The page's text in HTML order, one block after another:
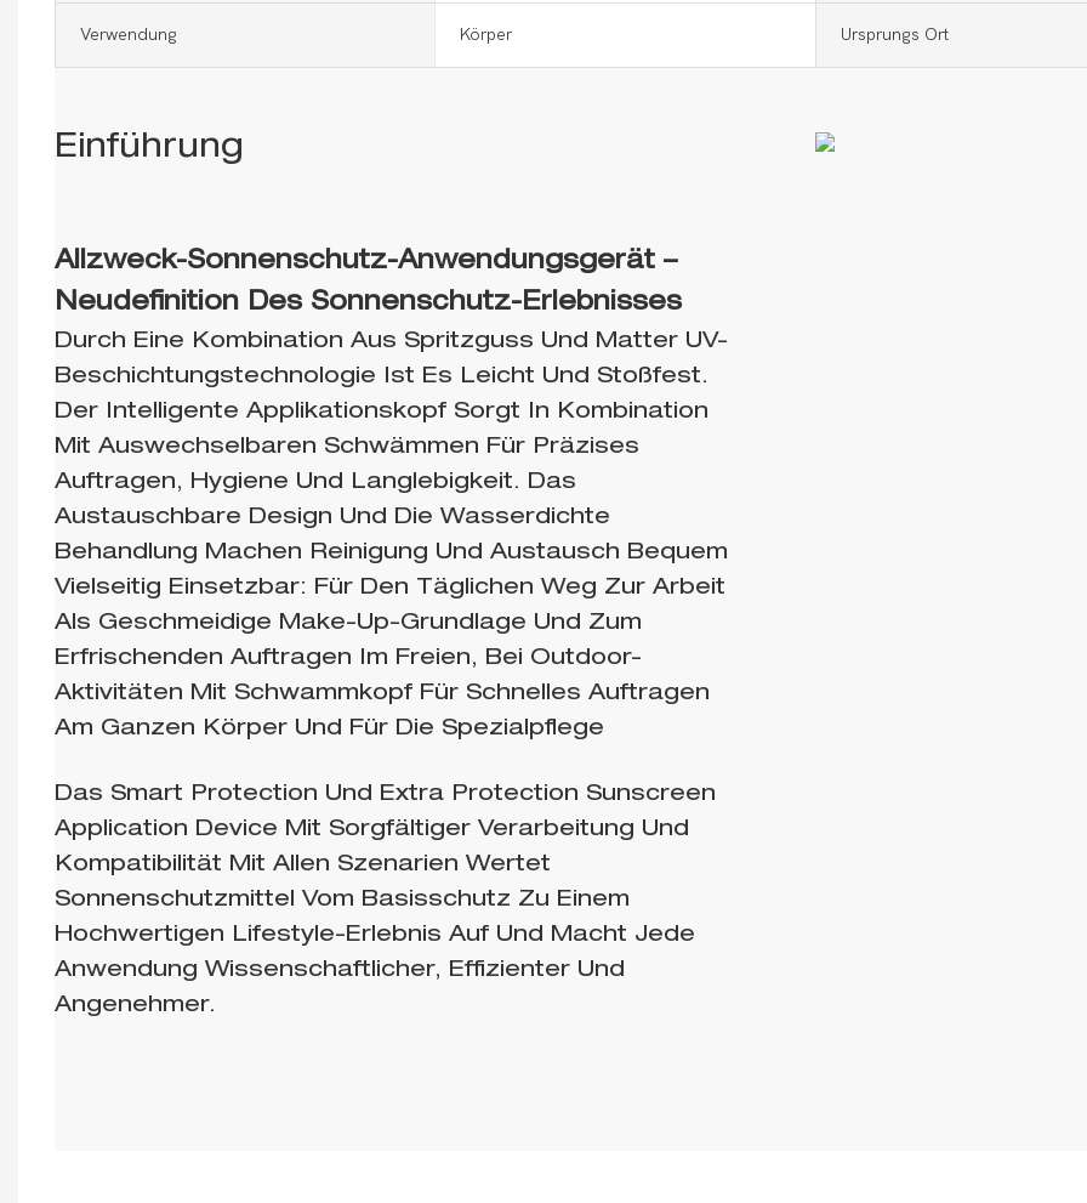
Verwendung Körper Ursprungs Ort
Einführung
Allzweck-Sonnenschutz-Anwendungsgerät –
Neudefinition Des Sonnenschutz-Erlebnisses
Durch Eine Kombination Aus Spritzguss Und Matter UV-
Beschichtungstechnologie Ist Es Leicht Und Stoßfest.
Der Intelligente Applikationskopf Sorgt In Kombination
Mit Auswechselbaren Schwämmen Für Präzises
Auftragen, Hygiene Und Langlebigkeit. Das
Austauschbare Design Und Die Wasserdichte
Behandlung Machen Reinigung Und Austausch Bequem
Vielseitig Einsetzbar: Für Den Täglichen Weg Zur Arbeit
Als Geschmeidige Make-Up-Grundlage Und Zum
Erfrischenden Auftragen Im Freien, Bei Outdoor-
Aktivitäten Mit Schwammkopf Für Schnelles Auftragen
Am Ganzen Körper Und Für Die Spezialpflege
Das Smart Protection Und Extra Protection Sunscreen
Application Device Mit Sorgfältiger Verarbeitung Und
Kompatibilität Mit Allen Szenarien Wertet
Sonnenschutzmittel Vom Basisschutz Zu Einem
Hochwertigen Lifestyle-Erlebnis Auf Und Macht Jede
Anwendung Wissenschaftlicher, Effizienter Und
Angenehmer.